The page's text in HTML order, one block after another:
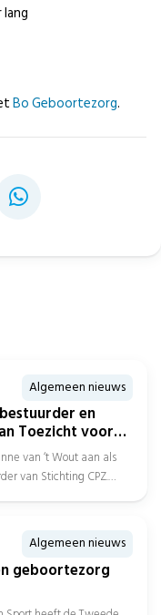
Bo Geboortezorg.
Algemeen nieuws
en
Toezicht voor
van ‘t Wout aan als
van Stichting CPZ.
Algemeen nieuws
geboortezorg